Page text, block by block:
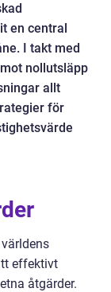
en central
I takt med
nollutsläpp
allt
för
effektivt
åtgärder.